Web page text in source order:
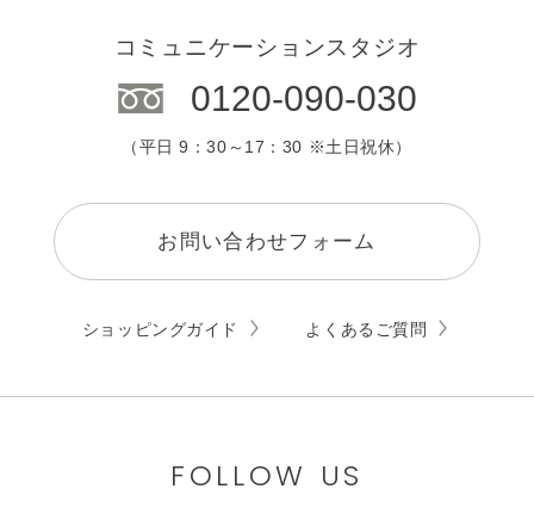
コミュニケーションスタジオ
0120-090-030
（平日 9：30～17：30 ※土日祝休）
お問い合わせフォーム
ショッピングガイド よくあるご質問
FOLLOW US